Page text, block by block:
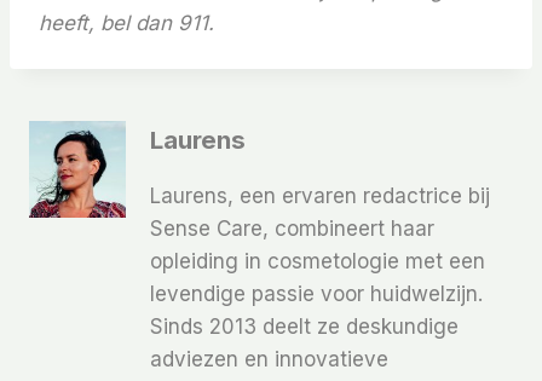
heeft, bel dan 911.
Laurens
Laurens, een ervaren redactrice bij
Sense Care, combineert haar
opleiding in cosmetologie met een
levendige passie voor huidwelzijn.
Sinds 2013 deelt ze deskundige
adviezen en innovatieve